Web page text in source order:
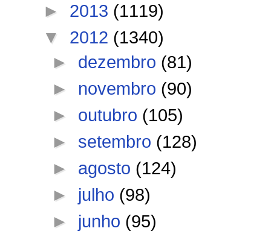
► 2013 (1119)
▼ 2012 (1340)
► dezembro (81)
► novembro (90)
► outubro (105)
► setembro (128)
► agosto (124)
► julho (98)
► junho (95)